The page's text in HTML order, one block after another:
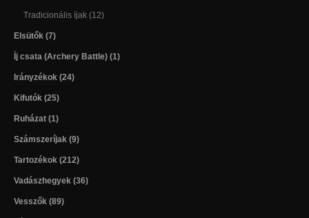
Tradicionális íjak (12)
Elsütők (7)
Íj csata (Archery Battle) (1)
Irányzékok (24)
Kifutók (25)
Ruházat (1)
Számszeríjak (9)
Tartozékok (212)
Vadászhegyek (36)
Vesszők (89)